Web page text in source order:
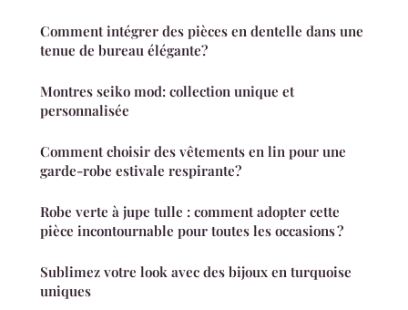
Comment intégrer des pièces en dentelle dans une
tenue de bureau élégante?
Montres seiko mod: collection unique et
personnalisée
Comment choisir des vêtements en lin pour une
garde-robe estivale respirante?
Robe verte à jupe tulle : comment adopter cette
pièce incontournable pour toutes les occasions ?
Sublimez votre look avec des bijoux en turquoise
uniques